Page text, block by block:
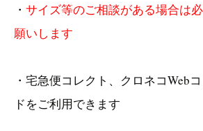
・ サイズ等のご相談がある場合は
願いします
・宅急便コレクト、クロネコWeb
ドをご利用できます